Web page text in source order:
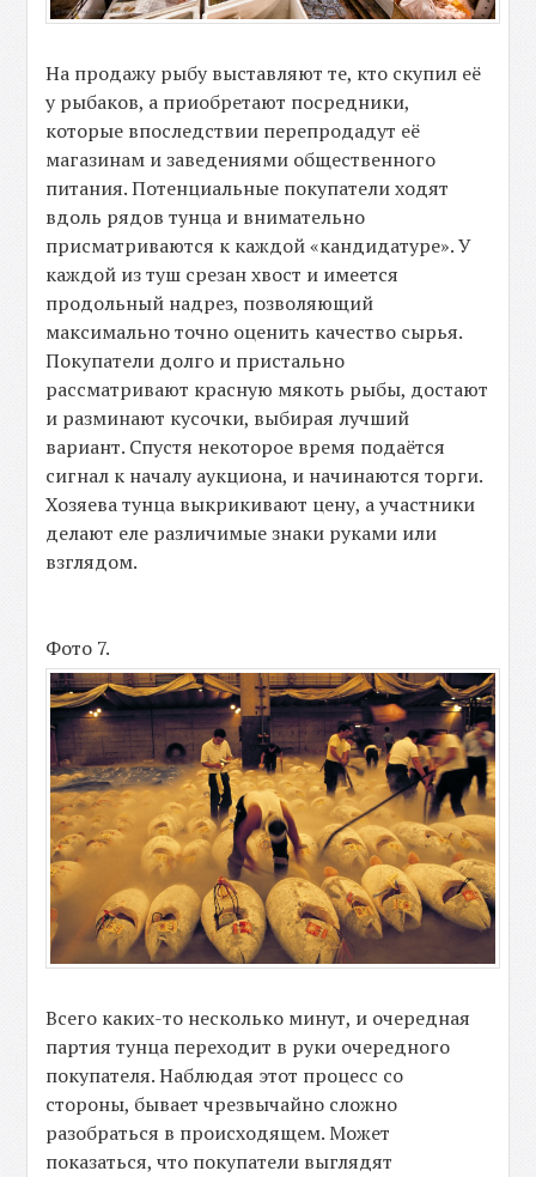
На продажу рыбу выставляют те, кто скупил её
у рыбаков, а приобретают посредники,
которые впоследствии перепродадут её
магазинам и заведениями общественного
питания. Потенциальные покупатели ходят
вдоль рядов тунца и внимательно
присматриваются к каждой «кандидатуре». У
каждой из туш срезан хвост и имеется
продольный надрез, позволяющий
максимально точно оценить качество сырья.
Покупатели долго и пристально
рассматривают красную мякоть рыбы, достают
и разминают кусочки, выбирая лучший
вариант. Спустя некоторое время подаётся
сигнал к началу аукциона, и начинаются торги.
Хозяева тунца выкрикивают цену, а участники
делают еле различимые знаки руками или
взглядом.
Фото 7.
Всего каких-то несколько минут, и очередная
партия тунца переходит в руки очередного
покупателя. Наблюдая этот процесс со
стороны, бывает чрезвычайно сложно
разобраться в происходящем. Может
показаться, что покупатели выглядят